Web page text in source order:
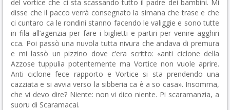
del vortice che ci sta scassando tutto il padre dei bambini. Mi
disse che il pacco verrà consegnato la simana che trase e che
ci cuntaro ca le rondini stanno facendo le valiggie e sono tutte
in fila all’agenzia per fare i biglietti e partiri per venire agghiri
cca. Poi passò una nuvola tutta nivura che andava di premura
e mi lassò un pizzino dove c’era scritto: «anti ciclone della
Azzose tuppulia potentemente ma Vortice non vuole aprire.
Anti ciclone fece rapporto e Vortice si sta prendendo una
cazziata e si avvia verso la sibberia ca è a so casa». Insomma,
che vi devo dire? Niente: non vi dico niente. Pi scaramanzia, a
suoru di Scaramacai.